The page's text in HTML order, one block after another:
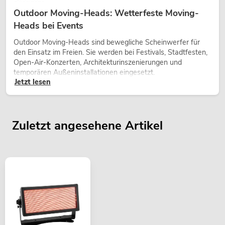
Outdoor Moving-Heads: Wetterfeste Moving-
Heads bei Events
Outdoor Moving-Heads sind bewegliche Scheinwerfer für
den Einsatz im Freien. Sie werden bei Festivals, Stadtfesten,
Open-Air-Konzerten, Architekturinszenierungen und
temporären Außeninstallationen eingesetzt.
Jetzt lesen
Zuletzt angesehene Artikel